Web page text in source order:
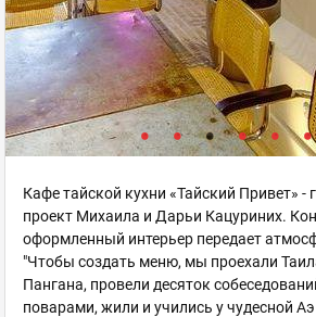
Кафе тайской кухни «Тайский Привет» -
проект Михаила и Дарьи Кацуриних.
оформленный интерьер передает
"Чтобы создать меню, мы проехали
Пангана, провели десяток
поварами, жили и учились у чудесной